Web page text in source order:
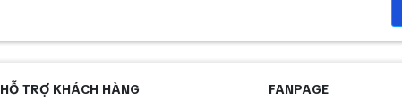
HỖ TRỢ KHÁCH HÀNG FANPAGE